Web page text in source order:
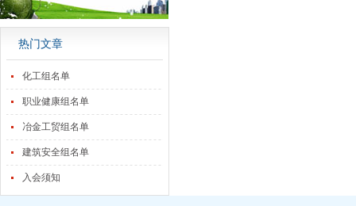
热门文章
化工组名单
职业健康组名单
冶金工贸组名单
建筑安全组名单
入会须知